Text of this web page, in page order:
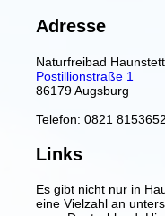
Adresse
Naturfreibad
Postillionstraße 1
86179 Augsburg
Telefon: 0821 8153652
Links
Es gibt nicht nur in
eine Vielzahl an